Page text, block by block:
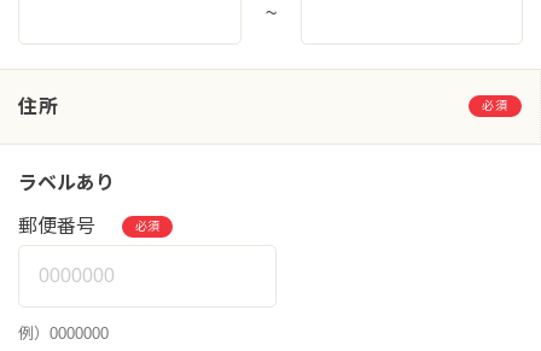
~
住所 必須
ラベルあり
郵便番号 必須
例）0000000